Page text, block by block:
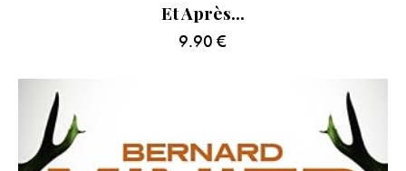
Et Après…
9.90 €